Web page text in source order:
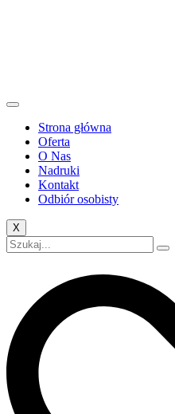
Strona główna
Oferta
O Nas
Nadruki
Kontakt
Odbiór osobisty
X